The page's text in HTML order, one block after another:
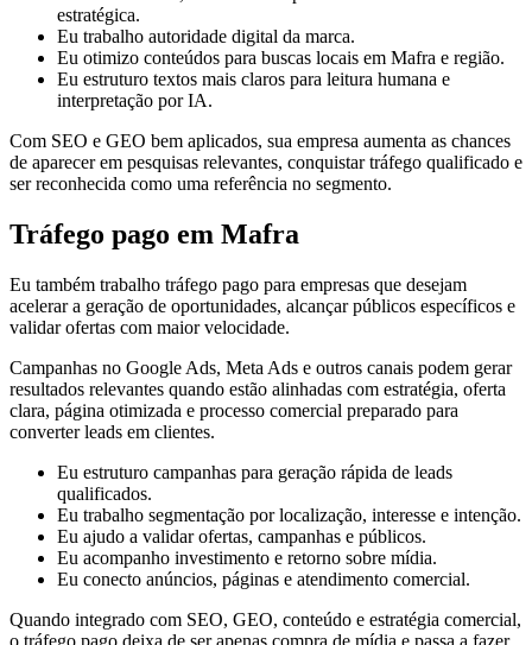
estratégica.
Eu trabalho autoridade digital da marca.
Eu otimizo conteúdos para buscas locais em Mafra e região.
Eu estruturo textos mais claros para leitura humana e
interpretação por IA.
Com SEO e GEO bem aplicados, sua empresa aumenta as chances
de aparecer em pesquisas relevantes, conquistar tráfego qualificado e
ser reconhecida como uma referência no segmento.
Tráfego pago em Mafra
Eu também trabalho tráfego pago para empresas que desejam
acelerar a geração de oportunidades, alcançar públicos específicos e
validar ofertas com maior velocidade.
Campanhas no Google Ads, Meta Ads e outros canais podem gerar
resultados relevantes quando estão alinhadas com estratégia, oferta
clara, página otimizada e processo comercial preparado para
converter leads em clientes.
Eu estruturo campanhas para geração rápida de leads
qualificados.
Eu trabalho segmentação por localização, interesse e intenção.
Eu ajudo a validar ofertas, campanhas e públicos.
Eu acompanho investimento e retorno sobre mídia.
Eu conecto anúncios, páginas e atendimento comercial.
Quando integrado com SEO, GEO, conteúdo e estratégia comercial,
o tráfego pago deixa de ser apenas compra de mídia e passa a fazer